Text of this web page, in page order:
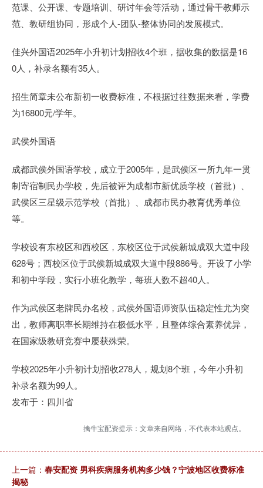
范课、公开课、专题培训、研讨年会等活动，通过骨干教师示
范、教研组协同，形成个人-团队-整体协同的发展模式。
佳兴外国语2025年小升初计划招收4个班，据收集的数据是16
0人，补录名额有35人。
招生简章未公布新初一收费标准，不根据过往数据来看，学费
为16800元/学年。
武侯外国语
成都武侯外国语学校，成立于2005年，是武侯区一所九年一贯
制寄宿制民办学校，先后被评为成都市新优质学校（首批）、
武侯区三星级示范学校（首批）、成都市民办教育优秀单位
等。
学校设有东校区和西校区，东校区位于武侯新城成双大道中段
628号；西校区位于武侯新城成双大道中段886号。开设了小学
和初中学段，实行小班化教学，每班人数不超40人。
作为武侯区老牌民办名校，武侯外国语师资队伍稳定性尤为突
出，教师离职率长期维持在极低水平，且整体综合素养优异，
在国家级教研竞赛中屡获殊荣。
学校2025年小升初计划招收278人，规划8个班，今年小升初
补录名额为99人。
发布于：四川省
擒牛宝配资提示：文章来自网络，不代表本站观点。
上一篇： 春安配资 男科疾病服务机构多少钱？宁波地区收费标准
揭秘